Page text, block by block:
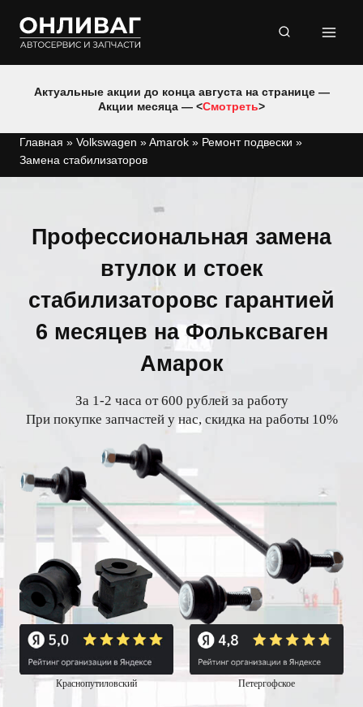
содержимому
Актуальные акции до конца августа на странице —
Акции месяца — <Смотреть>
Главная » Volkswagen »Amarok » Ремонт подвески »
Замена стабилизаторов
Профессиональная замена
втулок и стоек
стабилизаторовс гарантией
6 месяцев на Фольксваген
Амарок
За 1-2 часа от 600 рублей за работу
При покупке запчастей у нас, скидка на работы 10%
Краснопутиловский Петергофское